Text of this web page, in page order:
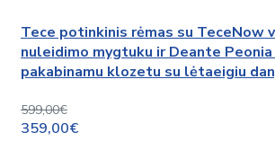
Tece potinkinis rėmas su TeceNow vandens
nuleidimo mygtuku ir Deante Peonia rimless
pakabinamu klozetu su lėtaeigiu
599,00€
359,00€